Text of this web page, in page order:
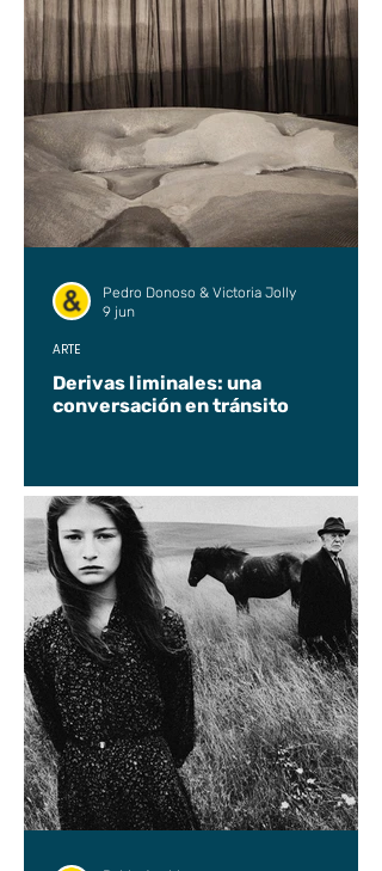
Derivas liminales: una
conversación en tránsito
ARTE
Pedro Donoso & Victoria Jolly
9 jun